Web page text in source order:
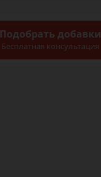
Подобрать добавки
Бесплатная консультация